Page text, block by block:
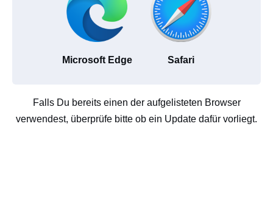
Microsoft Edge Safari
Falls Du bereits einen der aufgelisteten Browser
verwendest, überprüfe bitte ob ein Update dafür vorliegt.